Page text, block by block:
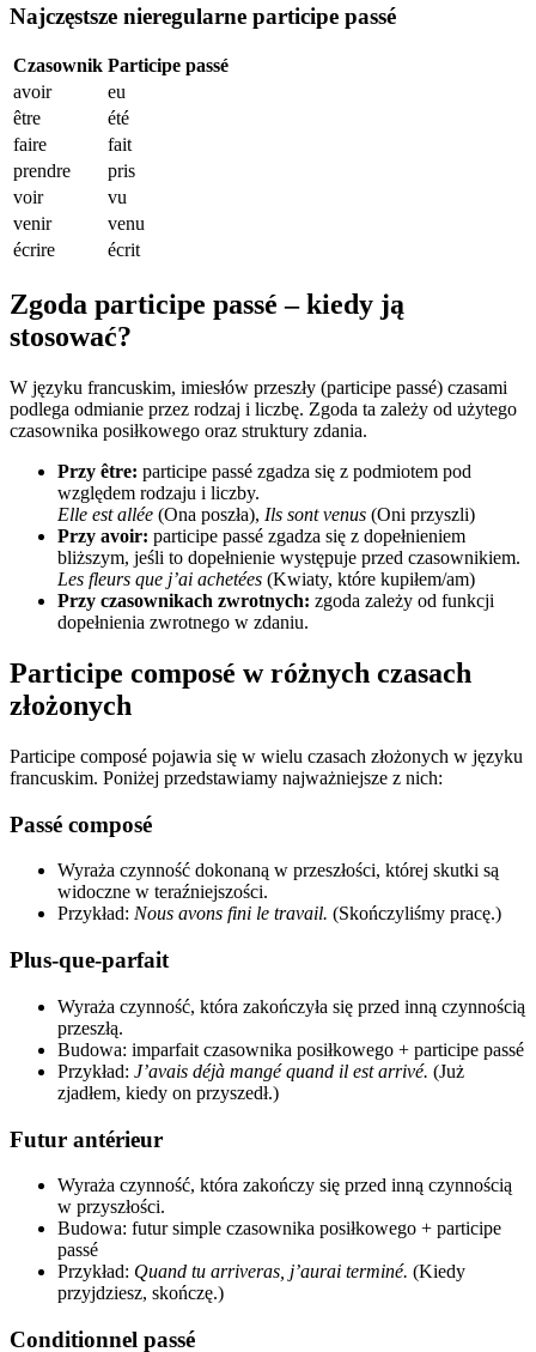
Najczęstsze nieregularne participe passé
Czasownik Participe passé
avoir
eu
être
été
faire
fait
prendre
pris
voir
vu
venir
venu
écrire
écrit
Zgoda participe passé – kiedy ją
stosować?
W języku francuskim, imiesłów przeszły (participe passé) czasami
podlega odmianie przez rodzaj i liczbę. Zgoda ta zależy od użytego
czasownika posiłkowego oraz struktury zdania.
Przy être: participe passé zgadza się z podmiotem pod
względem rodzaju i liczby.
Elle est allée (Ona poszła), Ils sont venus (Oni przyszli)
Przy avoir: participe passé zgadza się z dopełnieniem
bliższym, jeśli to dopełnienie występuje przed czasownikiem.
Les fleurs que j’ai achetées (Kwiaty, które kupiłem/am)
Przy czasownikach zwrotnych: zgoda zależy od funkcji
dopełnienia zwrotnego w zdaniu.
Participe composé w różnych czasach
złożonych
Participe composé pojawia się w wielu czasach złożonych w języku
francuskim. Poniżej przedstawiamy najważniejsze z nich:
Passé composé
Wyraża czynność dokonaną w przeszłości, której skutki są
widoczne w teraźniejszości.
Przykład: Nous avons fini le travail. (Skończyliśmy pracę.)
Plus-que-parfait
Wyraża czynność, która zakończyła się przed inną czynnością
przeszłą.
Budowa: imparfait czasownika posiłkowego + participe passé
Przykład: J’avais déjà mangé quand il est arrivé. (Już
zjadłem, kiedy on przyszedł.)
Futur antérieur
Wyraża czynność, która zakończy się przed inną czynnością
w przyszłości.
Budowa: futur simple czasownika posiłkowego + participe
passé
Przykład: Quand tu arriveras, j’aurai terminé. (Kiedy
przyjdziesz, skończę.)
Conditionnel passé